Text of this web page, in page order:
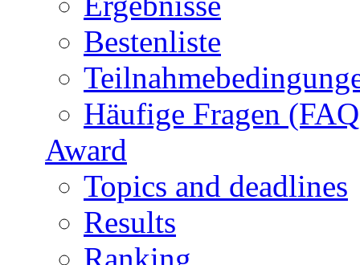
Bestenliste
Häufige Fragen
Award
Topics and deadlines
Results